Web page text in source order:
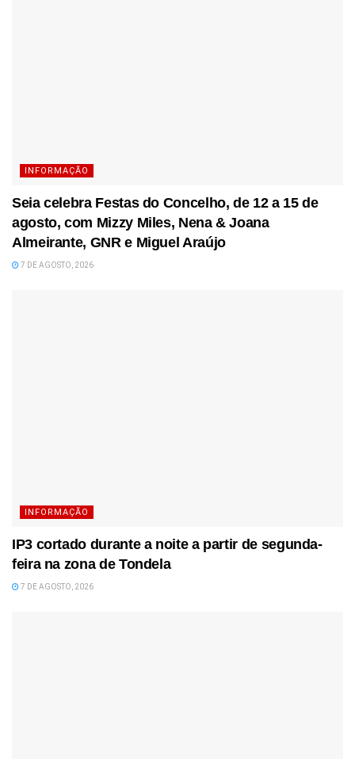
INFORMAÇÃO
Seia celebra Festas do Concelho, de 12 a 15 de
agosto, com Mizzy Miles, Nena & Joana
Almeirante, GNR e Miguel Araújo
7 DE AGOSTO, 2026
INFORMAÇÃO
IP3 cortado durante a noite a partir de segunda-
feira na zona de Tondela
7 DE AGOSTO, 2026